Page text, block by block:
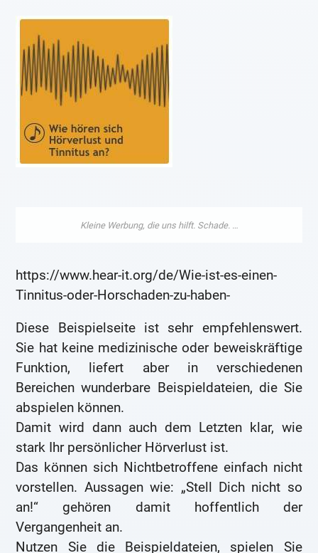
https://www.hear-it.org/de/Wie-ist-es-einen-
Tinnitus-oder-Horschaden-zu-haben-
Diese Beispielseite ist sehr empfehlenswert.
Sie hat keine medizinische oder beweiskräftige
Funktion, liefert aber in verschiedenen
Bereichen wunderbare Beispieldateien, die Sie
abspielen können.
Damit wird dann auch dem Letzten klar, wie
stark Ihr persönlicher Hörverlust ist.
Das können sich Nichtbetroffene einfach nicht
vorstellen. Aussagen wie: „Stell Dich nicht so
an!“ gehören damit hoffentlich der
Vergangenheit an.
Nutzen Sie die Beispieldateien, spielen Sie